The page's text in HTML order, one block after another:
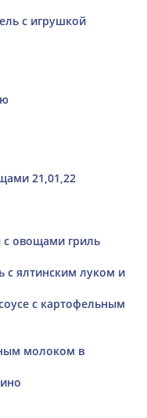
с игрушкой
21,01,22
овощами гриль
с ялтинским луком и
с картофельным
молоком в